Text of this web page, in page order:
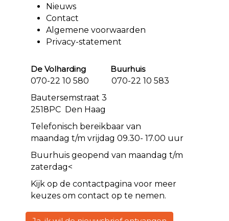
Nieuws
Contact
Algemene voorwaarden
Privacy-statement
De Volharding Buurhuis
070-22 10 580 070-22 10 583
Bautersemstraat 3
2518PC Den Haag
Telefonisch bereikbaar van
maandag t/m vrijdag 09.30- 17.00 uur
Buurhuis geopend van maandag t/m
zaterdag<
Kijk op de contactpagina voor meer
keuzes om contact op te nemen.